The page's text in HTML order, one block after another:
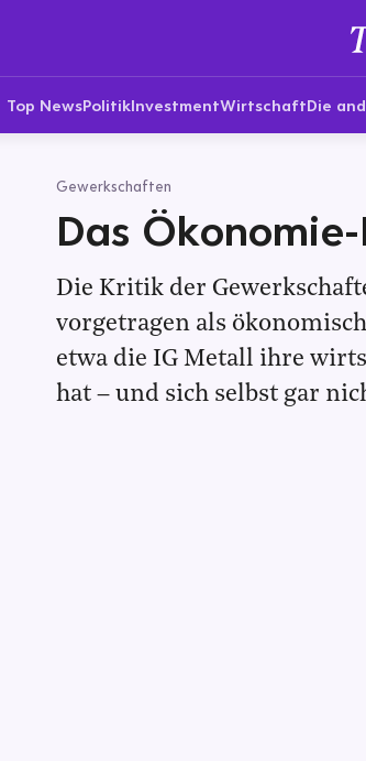
Top NewsPolitikInvestmentWirtschaftDie
Gewerkschaften
Das
Die Kritik der
vorgetragen als
etwa die IG Metall ihre
hat – und sich selbst gar